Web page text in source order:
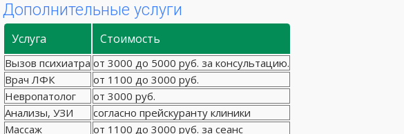
Дополнительные услуги
Услуга Стоимость
Вызов психиатра от 3000 до 5000 руб. за консультацию.
Врач ЛФК
от 1100 до 3000 руб.
Невропатолог
от 3000 руб.
Анализы, УЗИ
согласно прейскуранту клиники
Массаж
от 1100 до 3000 руб. за сеанс